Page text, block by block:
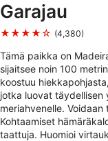
Garajau
★★★★☆ (4,380)
Tämä paikka on
sijaitsee noin 100
koostuu
jotka luovat täydellisen
meriahvenelle.
Kohtaamiset
taattuja. Huomioi